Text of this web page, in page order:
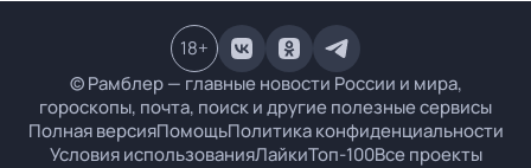
© Рамблер — главные новости России и мира,
гороскопы, почта, поиск и другие полезные сервисы
Полная версияПомощьПолитика конфиденциальности
Условия использованияЛайкиТоп-100Все проекты
18+